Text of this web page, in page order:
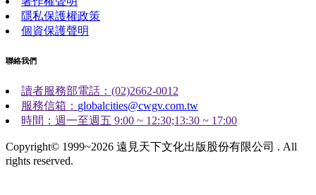
隱私保護權政策
個資保護聲明
聯絡我們
讀者服務部電話：(02)2662-0012
服務信箱： globalcities@cwgv.com.tw
時間：週一至週五 9:00 ~ 12:30;13:30 ~ 17:00
Copyright© 1999~2026 遠見天下文化出版股份有限公司 . All
rights reserved.